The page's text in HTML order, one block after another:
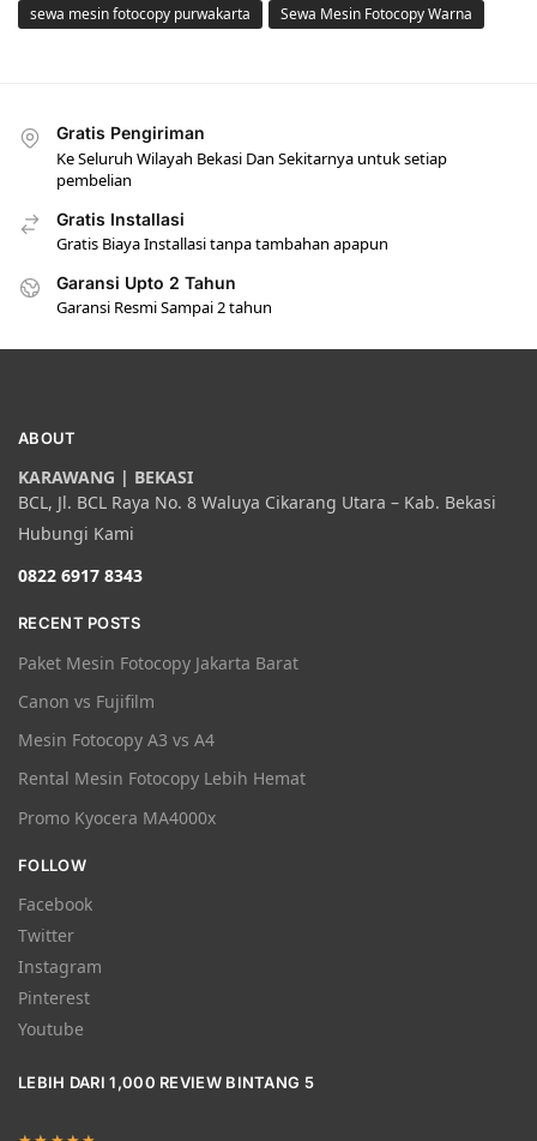
sewa mesin fotocopy purwakarta
Sewa Mesin Fotocopy Warna
Gratis Pengiriman
Ke Seluruh Wilayah Bekasi Dan Sekitarnya untuk setiap
pembelian
Gratis Installasi
Gratis Biaya Installasi tanpa tambahan apapun
Garansi Upto 2 Tahun
Garansi Resmi Sampai 2 tahun
ABOUT
KARAWANG | BEKASI
BCL, Jl. BCL Raya No. 8 Waluya Cikarang Utara – Kab. Bekasi
Hubungi Kami
0822 6917 8343
RECENT POSTS
Paket Mesin Fotocopy Jakarta Barat
Canon vs Fujifilm
Mesin Fotocopy A3 vs A4
Rental Mesin Fotocopy Lebih Hemat
Promo Kyocera MA4000x
FOLLOW
Facebook
Twitter
Instagram
Pinterest
Youtube
LEBIH DARI 1,000 REVIEW BINTANG 5